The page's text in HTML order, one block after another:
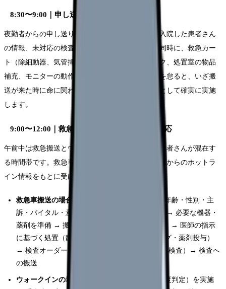
8:30〜9:00｜申し送り・環境整備
夜勤者からの申し送りを受け、夜間の搬送状況、入院した患者さん
の情報、未対応の検査結果などを引き継ぎます。同時に、救急カー
ト（除細動器、気管挿管セット、薬剤）のチェック、処置室の物品
補充、モニターの動作確認を行います。この準備を怠ると、いざ搬
送が来た時に命に関わるため、毎朝のルーティンとして確実に実施
します。
9:00〜12:00｜救急搬送対応・ウォークイン対応
午前中は救急搬送とウォークイン（自力来院）の患者さんが混在す
る時間帯です。救急車のサイレンが鳴ると、救急隊からのホットラ
イン情報をもとに受け入れ準備を開始します。
救急車搬送の場合
：ホットラインで患者情報（年齢・性別・主
訴・バイタル・意識レベル・処置内容）を聴取 → 必要な機器・
薬剤を準備 → 搬入後、初期評価（ABCDE評価）→ 医師の指示
に基づく処置（静脈路確保・採血・モニタリング・薬剤投与）
→ 検査オーダーの確認（CT・レントゲン・血液検査）→ 検査へ
の搬送
ウォークインの場合
：受付でトリアージ（緊急度判定）を実施